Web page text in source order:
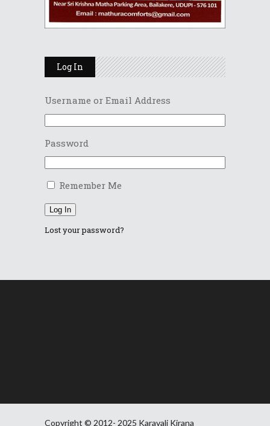
Log In
Username or Email Address
Password
Remember Me
Log In
Lost your password?
Copyright © 2012- 2025 Karavali Kirana